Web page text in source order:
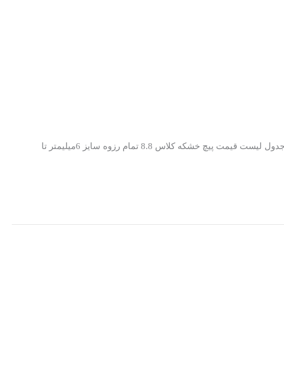
قیمت پیچ – لیست قیمت – سایز بندی پیچ خشکه 8.8 – نیم رزوه و تمام رزوه قیمت انواع سایز پیچ فولادی – مشخصات و سایز بندی پیچ ها جدول لیست قیمت پیچ خشکه کلاس 8.8 تمام رزوه سایز 6میلیمتر تا